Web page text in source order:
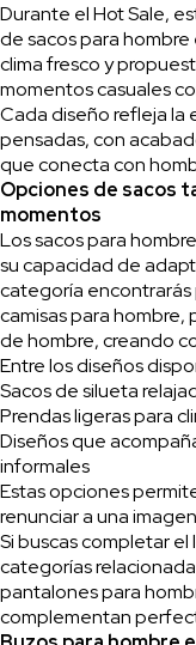
Durante el Hot Sale,
de sacos para
clima fresco y
momentos casuales
Cada diseño refleja la
pensadas, con
que conecta con
Opciones de sacos
momentos
Los sacos para
su capacidad de
categoría encontrarás
camisas para hombre,
de hombre, creando
Entre los diseños
Sacos de silueta
Prendas ligeras para
Diseños que
informales
Estas opciones
renunciar a una
Si buscas completar
categorías
pantalones para
complementan